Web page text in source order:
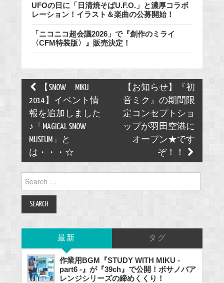
UFOの日に「日清焼そばU.F.O.」と濃厚コラボ
レーション！イラスト＆楽曲の公募開始！
「ニコニコ超会議2026」で『創作のミライ
〈CFM特装版〉』販売決定！
Post
navigation
【SNOW MIKU
2014】イベント情
報を追加しました
♪「MAGICAL SNOW
MUSEUM」と
は・・・☆
【お知らせ】『初
音ミク』の期間限
定コンセプトショ
ップが羽田空港に
オープン★です
ぞ！！
for:
最新 タグ
作業用BGM『STUDY WITH MIKU -
part6 -』が『39ch』で公開！ボサノバア
レンジシリーズの締めくくり！